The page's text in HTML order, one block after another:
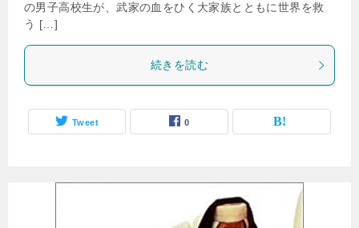
の男子高校生が、武家の血をひく大家族とともに世界を救
う […]
続きを読む
Tweet 0